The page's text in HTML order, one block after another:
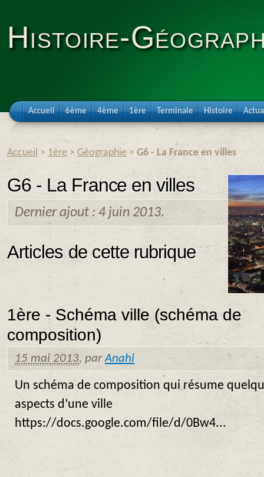
Histoire-
Accueil 6ème 4ème 1ère Terminale Histoire
Accueil > 1ère > Géographie > G6 - La France en villes
G6 - La France en villes
Dernier ajout : 4 juin 2013.
Articles de cette rubrique
1ère - Schéma ville (schéma de
composition)
15 mai 2013, parAnahi
Un schéma de composition qui résume
aspects d’une ville
https://docs.google.com/file/d/0Bw4...